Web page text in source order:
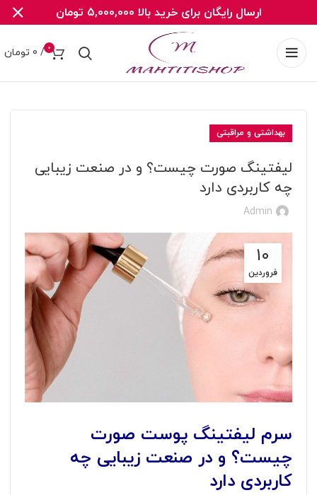
0
/
0 تومان
بهداشتی و مراقبتی
لیفتینگ صورت چیست؟ و در صنعت زیبایی
چه کاربردی دارد
Admin
۱۰
فروردین
سرم لیفتینگ پوست صورت
چیست؟ و در صنعت زیبایی چه
کاربردی دارد
ارسال رایگان برای خرید بالا 5,000,000 تومان